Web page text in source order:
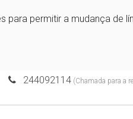
para permitir a mudança de
244092114 (Chamada para a